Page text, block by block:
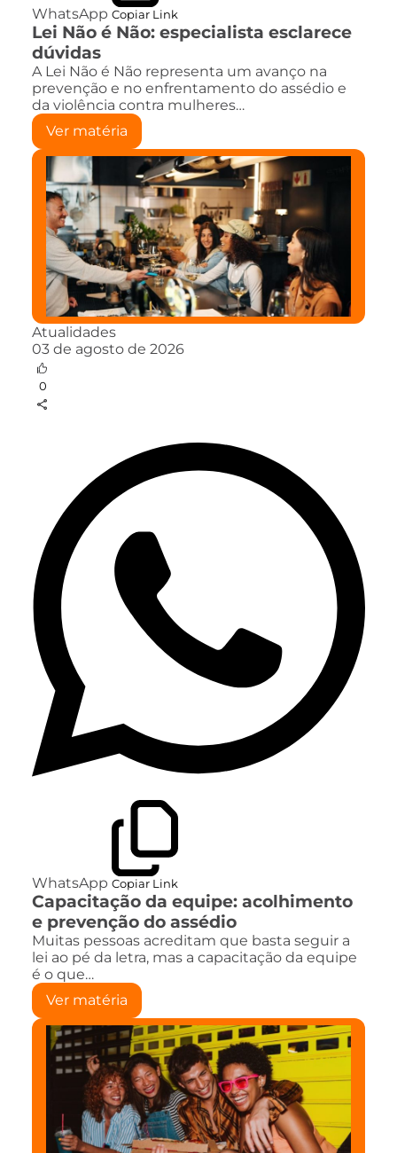
WhatsApp Copiar Link
Lei Não é Não: especialista esclarece
dúvidas
A Lei Não é Não representa um avanço na
prevenção e no enfrentamento do assédio e
da violência contra mulheres…
Ver matéria
Atualidades
03 de agosto de 2026
0
WhatsApp Copiar Link
Capacitação da equipe: acolhimento
e prevenção do assédio
Muitas pessoas acreditam que basta seguir a
lei ao pé da letra, mas a capacitação da equipe
é o que…
Ver matéria